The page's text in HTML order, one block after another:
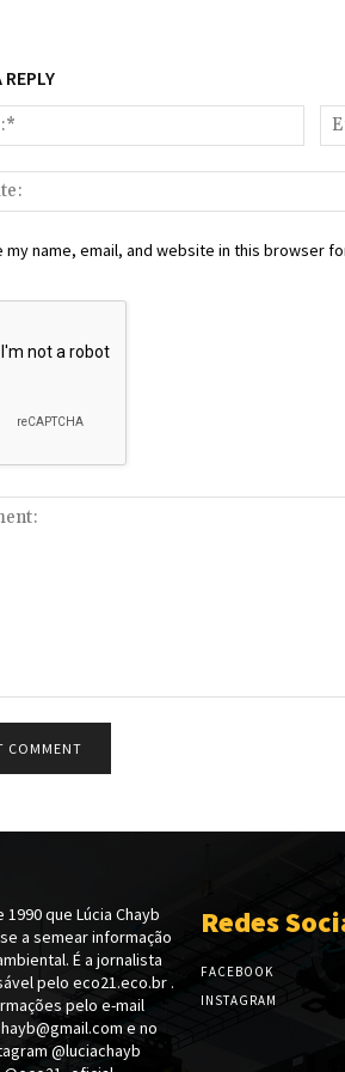
REPLY
my name, email, and website in this browser
1990 que Lúcia Chayb
a semear informação
É a jornalista
pelo eco21.eco.br .
pelo e-mail
e no
@luciachayb
Redes
FACEBOOK
INSTAGRAM